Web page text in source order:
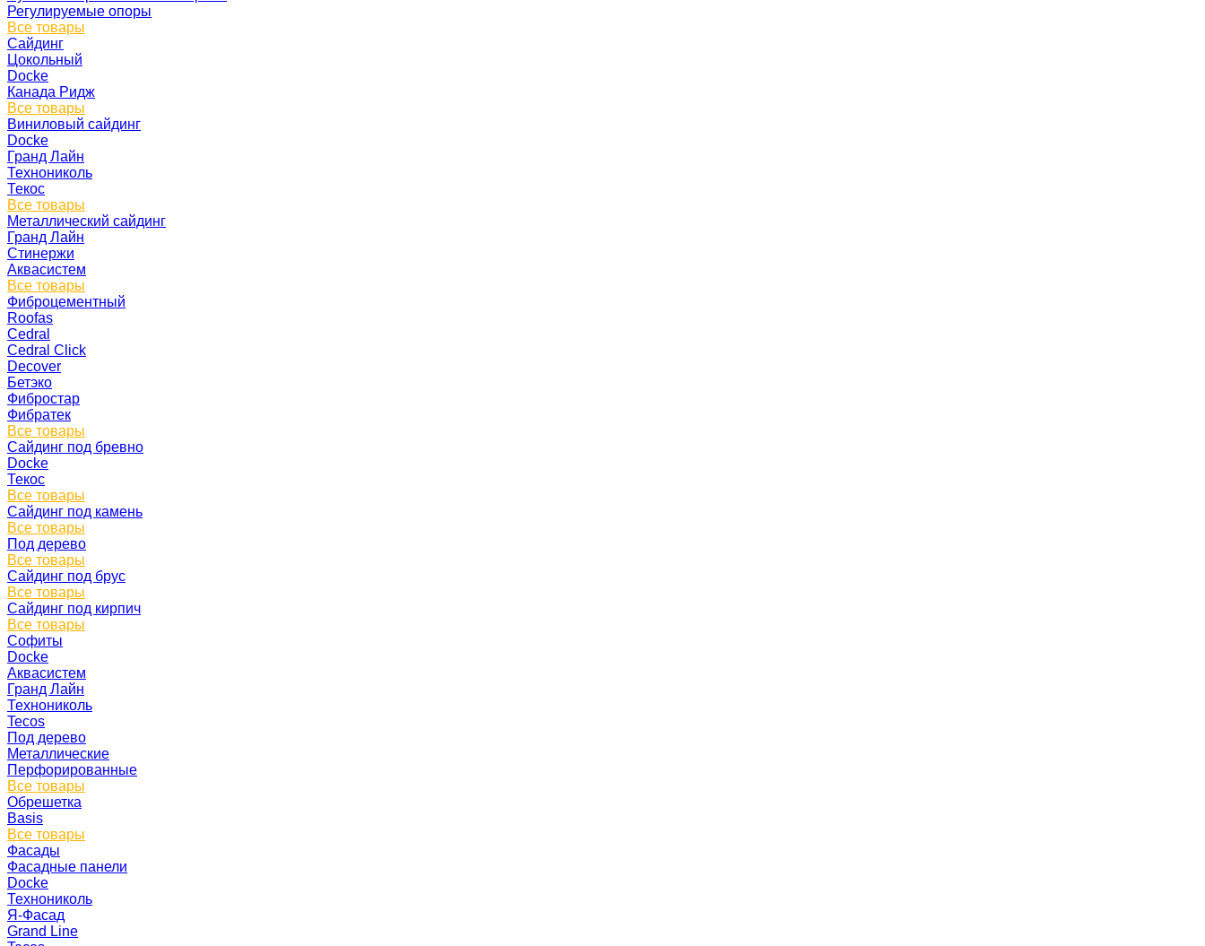
Регулируемые опоры
Все товары
Сайдинг
Цокольный
Docke
Канада Ридж
Все товары
Виниловый сайдинг
Docke
Гранд Лайн
Технониколь
Текос
Все товары
Металлический сайдинг
Гранд Лайн
Стинержи
Аквасистем
Все товары
Фиброцементный
Roofas
Cedral
Cedral Click
Decover
Бетэко
Фибростар
Фибратек
Все товары
Сайдинг под бревно
Docke
Текос
Все товары
Сайдинг под камень
Все товары
Под дерево
Все товары
Сайдинг под брус
Все товары
Сайдинг под кирпич
Все товары
Софиты
Docke
Аквасистем
Гранд Лайн
Технониколь
Tecos
Под дерево
Металлические
Перфорированные
Все товары
Обрешетка
Basis
Все товары
Фасады
Фасадные панели
Docke
Технониколь
Я-Фасад
Grand Line